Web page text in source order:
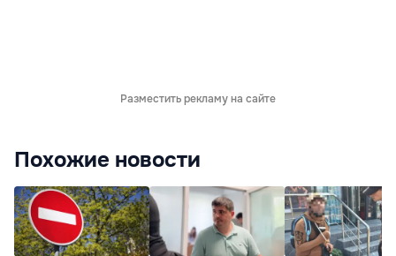
Разместить рекламу на сайте
Похожие новости